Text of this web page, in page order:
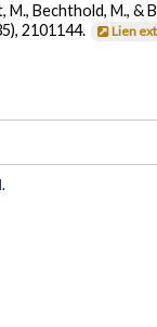
M., Bechthold, M., &
2101144. Lien
.